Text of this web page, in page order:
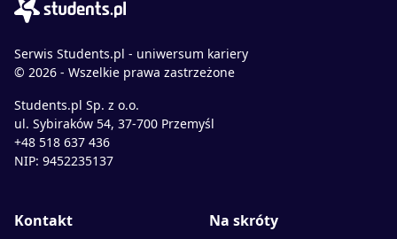
Serwis Students.pl - uniwersum kariery
© 2026 - Wszelkie prawa zastrzeżone
Students.pl Sp. z o.o.
ul. Sybiraków 54, 37-700 Przemyśl
+48 518 637 436
NIP: 9452235137
Kontakt Na skróty